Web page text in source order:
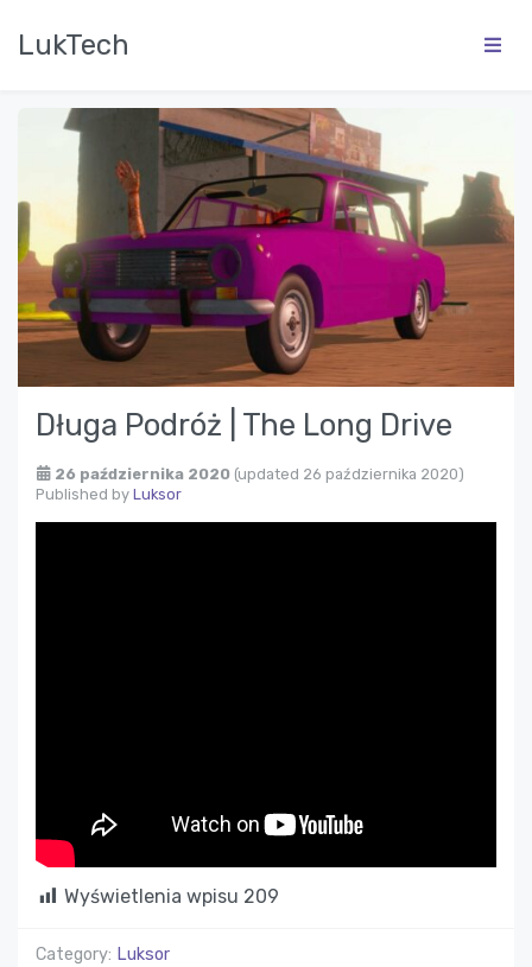
LukTech
Długa Podróż | The Long Drive
26 października 2020 (updated 26 października 2020)
Published by Luksor
Wyświetlenia wpisu 209
Category: Luksor